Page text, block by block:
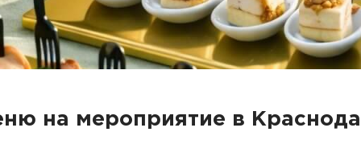
на мероприятие в